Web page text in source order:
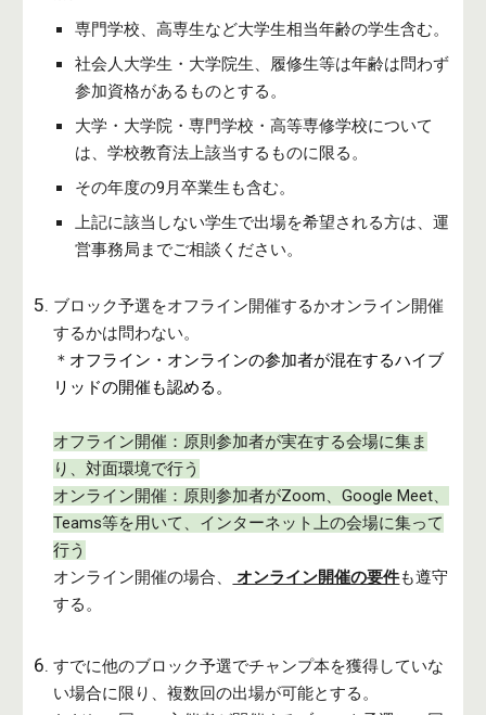
専門学校、高専生など大学生相当年齢の学生含む。
社会人大学生・大学院生、履修生等は年齢は問わず
参加資格があるものとする。
大学・大学院・専門学校・高等専修学校について
は、学校教育法上該当するものに限る。
その年度の9月卒業生も含む。
上記に該当しない学生で出場を希望される方は、運
営事務局までご相談ください。
ブロック予選をオフライン開催するかオンライン開催
するかは問わない。
＊ オフライン・オンラインの参加者が混在するハイブ
リッドの開催も認める。
オフライン開催：原則参加者が実在する会場に集ま
り、対面環境で行う
オンライン開催：原則参加者がZoom、Google Meet、
Teams等を用いて、インターネット上の会場に集って
行う
オンライン開催の場合、
オンライン開催の要件も遵守
する。
すでに他のブロック予選でチャンプ本を獲得していな
い場合に限り、複数回の出場が可能とする。